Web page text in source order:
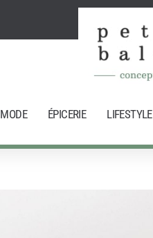
MODE ÉPICERIE LIFESTYLE